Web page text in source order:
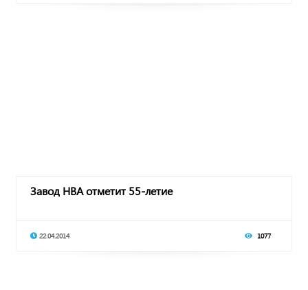
Завод НВА отметит 55-летие
22.04.2014 1077